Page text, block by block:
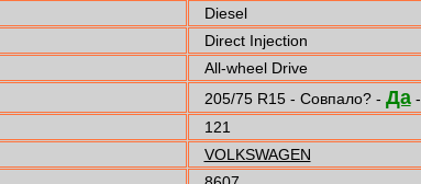
Diesel
Direct Injection
All-wheel Drive
205/75 R15 - Совпало? - Да-
121
VOLKSWAGEN